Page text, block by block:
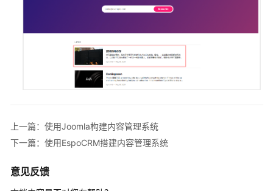
上一篇：使用Joomla构建内容管理系统
下一篇：使用EspoCRM搭建内容管理系统
意见反馈